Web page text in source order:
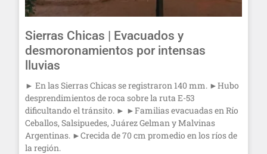
Sierras Chicas | Evacuados y
desmoronamientos por intensas
lluvias
► En las Sierras Chicas se registraron 140 mm. ►Hubo
desprendimientos de roca sobre la ruta E-53
dificultando el tránsito. ► ►Familias evacuadas en Río
Ceballos, Salsipuedes, Juárez Gelman y Malvinas
Argentinas. ►Crecida de 70 cm promedio en los ríos de
la región.